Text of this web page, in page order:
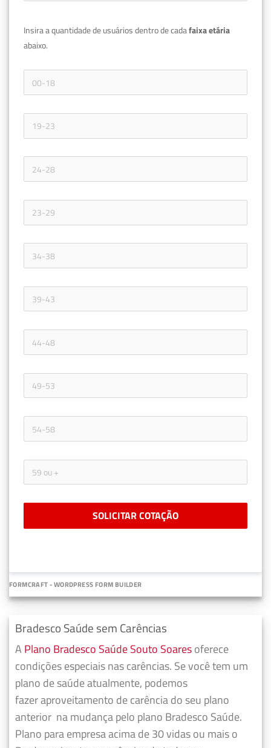
Insira a quantidade de usuários dentro de cada
abaixo.
SOLICITAR COTAÇÃO
FORMCRAFT - WORDPRESS FORM BUILDER
Bradesco Saúde sem Carências
A Plano Bradesco Saúde Souto Soaresoferece
condições especiais nas carências. Se você tem um
plano de saúde atualmente, podemos
fazeraproveitamento de carência do seu plano
anterior na mudança pelo plano Bradesco Saúde.
Plano para empresa acima de 30 vidas ou mais o